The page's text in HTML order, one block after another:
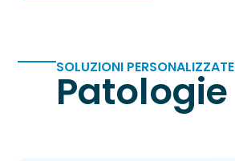
SOLUZIONI PERSONALIZZATE
Patologie